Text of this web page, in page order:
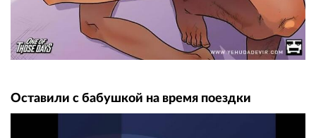
Оставили с бабушкой на время поездки